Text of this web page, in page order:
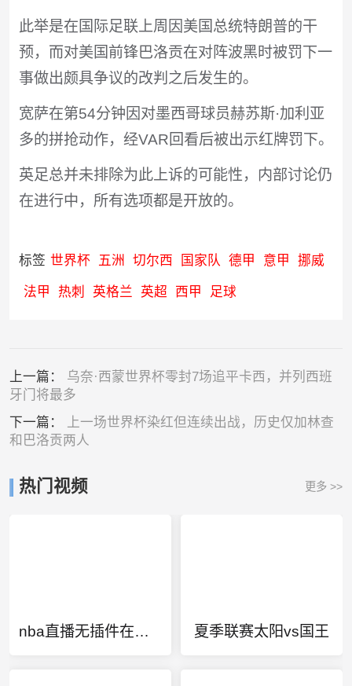
此举是在国际足联上周因美国总统特朗普的干
预，而对美国前锋巴洛贡在对阵波黑时被罚下一
事做出颇具争议的改判之后发生的。
宽萨在第54分钟因对墨西哥球员赫苏斯·加利亚
多的拼抢动作，经VAR回看后被出示红牌罚下。
英足总并未排除为此上诉的可能性，内部讨论仍
在进行中，所有选项都是开放的。
标签 世界杯 五洲 切尔西 国家队 德甲 意甲 挪威
法甲 热刺 英格兰 英超 西甲 足球
上一篇： 乌奈·西蒙世界杯零封7场追平卡西，并列西班
牙门将最多
下一篇： 上一场世界杯染红但连续出战，历史仅加林查
和巴洛贡两人
热门视频 更多 >>
nba直播无插件在线观看免费 夏季联赛太阳vs国王